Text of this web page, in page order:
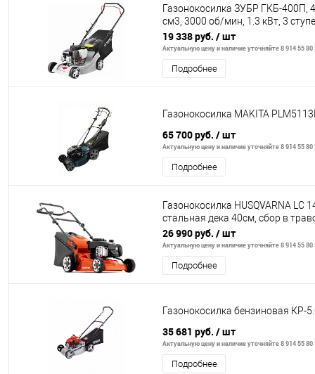
Газонокосилка ЗУБР ГКБ-400П,
см3, 3000 об/мин, 1.3 кВт, 3
(2
19 338 руб. / шт
Актуальную цену и наличие уточняйте 8 914 55 80
Подробнее
Газонокосилка MAKITA
65 700 руб. / шт
Актуальную цену и наличие уточняйте 8 914 55 80
Подробнее
Газонокосилка HUSQVARNA LC
стальная дека 40cм, сбор в
(50л) + выброс наз
26 990 руб. / шт
Актуальную цену и наличие уточняйте 8 914 55 80
Подробнее
Газонокосилка бензиновая КР-
35 681 руб. / шт
Актуальную цену и наличие уточняйте 8 914 55 80
Подробнее